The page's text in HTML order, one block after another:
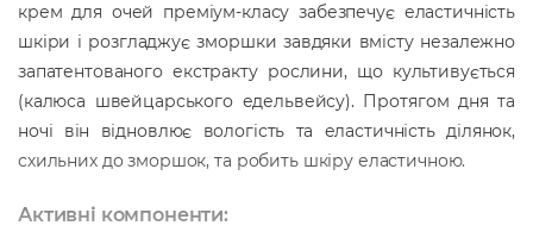
крем для очей преміум-класу забезпечує еластичність
шкіри і розгладжує зморшки завдяки вмісту незалежно
запатентованого екстракту рослини, що культивується
(калюса швейцарського едельвейсу). Протягом дня та
ночі він відновлює вологість та еластичність ділянок,
схильних до зморшок, та робить шкіру еластичною.
Активні компоненти: